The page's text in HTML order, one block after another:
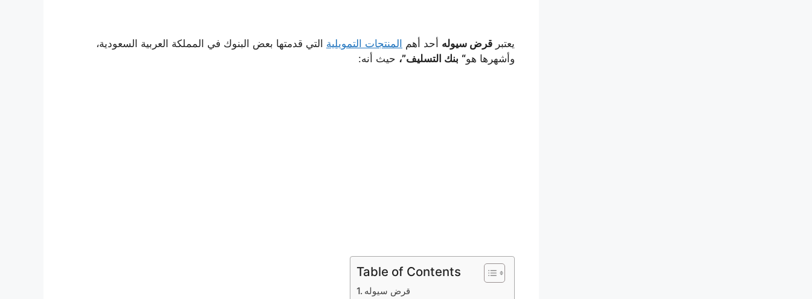
يعتبر قرض سيوله أحد أهم المنتجات التمويلية التي قدمتها بعض البنوك في المملكة العربية السعودية،
وأشهرها هو“ بنك التسليف”، حيث أنه:
Table of Contents
قرض سيوله